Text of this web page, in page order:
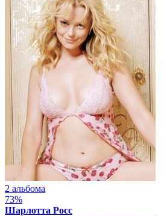
2 альбома
73%
Шарлотта Росс